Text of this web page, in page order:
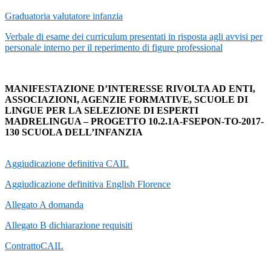
Graduatoria valutatore infanzia
Verbale di esame dei curriculum presentati in risposta agli avvisi per
personale interno per il reperimento di figure professional
MANIFESTAZIONE D’INTERESSE RIVOLTA AD ENTI,
ASSOCIAZIONI, AGENZIE FORMATIVE, SCUOLE DI
LINGUE PER LA SELEZIONE DI ESPERTI
MADRELINGUA – PROGETTO 10.2.1A-FSEPON-TO-2017-
130 SCUOLA DELL’INFANZIA
Aggiudicazione definitiva CAIL
Aggiudicazione definitiva English Florence
Allegato A domanda
Allegato B dichiarazione requisiti
ContrattoCAIL